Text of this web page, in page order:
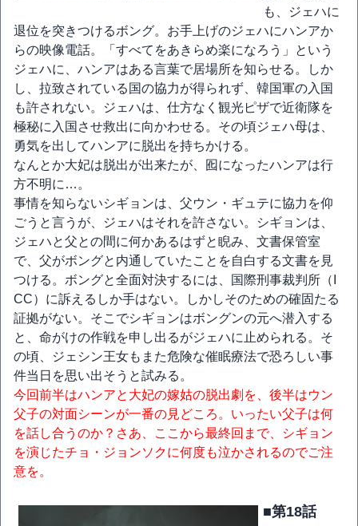
も、ジェハに
退位を突きつけるボング。お手上げのジェハにハンアか
らの映像電話。「すべてをあきらめ楽になろう」という
ジェハに、ハンアはある言葉で居場所を知らせる。しか
し、拉致されている国の協力が得られず、韓国軍の入国
も許されない。ジェハは、仕方なく観光ピザで近衛隊を
極秘に入国させ救出に向かわせる。その頃ジェハ母は、
勇気を出してハンアに脱出を持ちかける。
なんとか大妃は脱出が出来たが、囮になったハンアは行
方不明に…。
事情を知らないシギョンは、父ウン・ギュテに協力を仰
ごうと言うが、ジェハはそれを許さない。シギョンは、
ジェハと父との間に何かあるはずと睨み、文書保管室
で、父がボングと内通していたことを自白する文書を見
つける。ボングと全面対決するには、国際刑事裁判所（I
CC）に訴えるしか手はない。しかしそのための確固たる
証拠がない。そこでシギョンはボングンの元へ潜入する
と、命がけの作戦を申し出るがジェハに止められる。そ
の頃、ジェシン王女もまた危険な催眠療法で恐ろしい事
件当日を思い出そうと試みる。
今回前半はハンアと大妃の嫁姑の脱出劇を、後半はウン
父子の対面シーンが一番の見どころ。いったい父子は何
を話し合うのか？さあ、ここから最終回まで、シギョン
を演じたチョ・ジョンソクに何度も泣かされるのでご注
意を。
■第18話